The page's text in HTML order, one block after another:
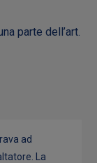
parte dell’art.
ad
La